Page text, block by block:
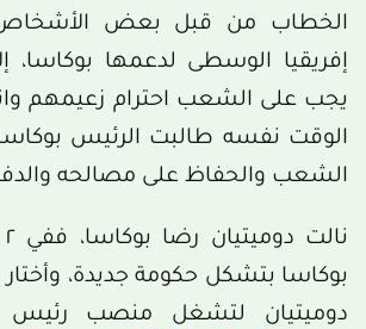
الخطاب من قبل بعض
إفريقيا الوسطى لدعمها بوكاسا،
يجب على الشعب احترام زعيمهم
الوقت نفسه طالبت الرئيس
الشعب والحفاظ على مصالحه
بوكاسا بتشكل حكومة جديدة، وأختار
دوميتيان لتشغل منصب رئيس